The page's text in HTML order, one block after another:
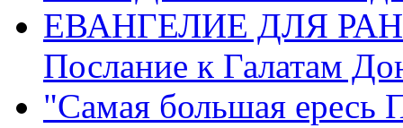
ЕВАНГЕЛИЕ ДЛЯ
Послание к Галатам
"Самая большая ересь